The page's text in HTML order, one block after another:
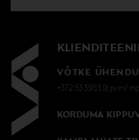
VÕTKE
+372 6339539(pvm/
KORDUMA